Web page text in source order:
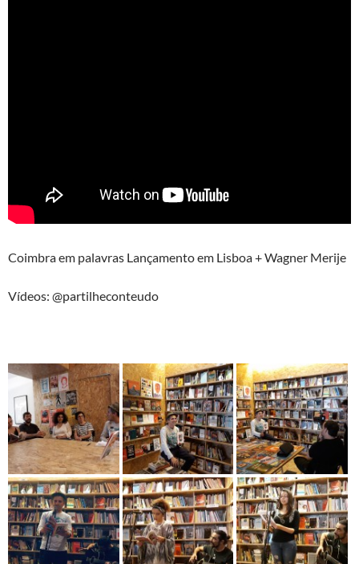
Coimbra em palavras Lançamento em Lisboa + Wagner Merije
Vídeos: @partilheconteudo